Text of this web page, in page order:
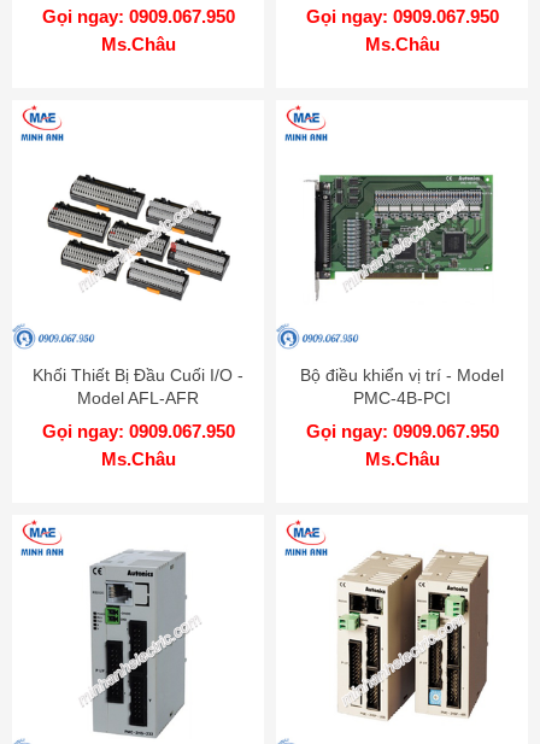
Gọi ngay: 0909.067.950
Ms.Châu
Gọi ngay: 0909.067.950
Ms.Châu
Khối Thiết Bị Đầu Cuối I/O -
Model AFL-AFR
Gọi ngay: 0909.067.950
Ms.Châu
Bộ điều khiển vị trí - Model
PMC-4B-PCI
Gọi ngay: 0909.067.950
Ms.Châu